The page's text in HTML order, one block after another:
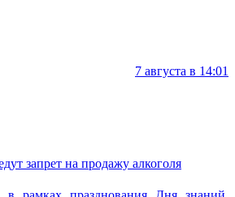
7 августа в 14:01
запрет на продажу алкоголя